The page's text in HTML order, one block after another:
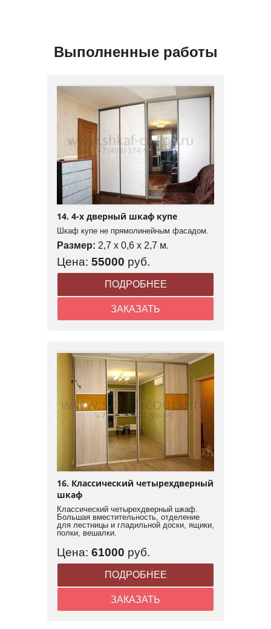
Выполненные работы
14. 4-х дверный шкаф купе
Шкаф купе не прямолинейным фасадом.
Размер: 2,7 x 0,6 x 2,7 м.
Цена: 55000 руб.
ПОДРОБНЕЕ
ЗАКАЗАТЬ
16. Классический четырехдверный
шкаф
Классический четырехдверный шкаф.
Большая вместительность, отделение
для лестницы и гладильной доски, ящики,
полки, вешалки.
Цена: 61000 руб.
ПОДРОБНЕЕ
ЗАКАЗАТЬ